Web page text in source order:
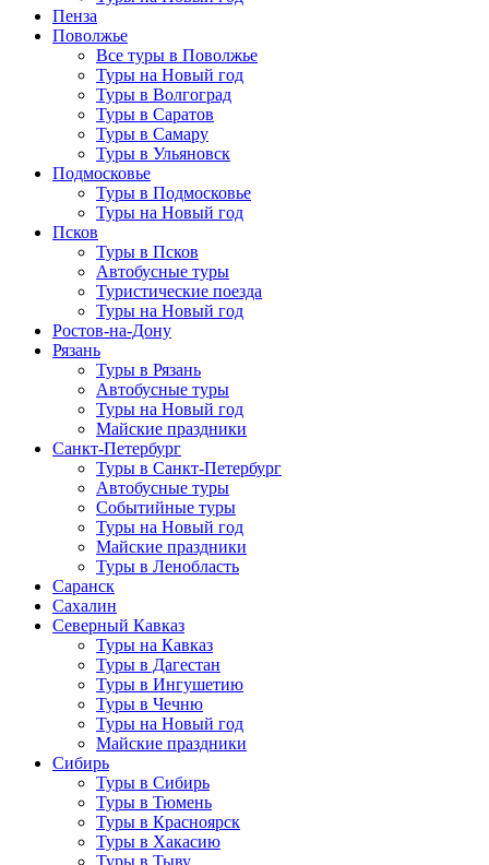
Пенза
Поволжье
Все туры в Поволжье
Туры на Новый год
Туры в Волгоград
Туры в Саратов
Туры в Самару
Туры в Ульяновск
Подмосковье
Туры в Подмосковье
Туры на Новый год
Псков
Туры в Псков
Автобусные туры
Туристические поезда
Туры на Новый год
Ростов-на-Дону
Рязань
Туры в Рязань
Автобусные туры
Туры на Новый год
Майские праздники
Санкт-Петербург
Туры в Санкт-Петербург
Автобусные туры
Событийные туры
Туры на Новый год
Майские праздники
Туры в Ленобласть
Саранск
Сахалин
Северный Кавказ
Туры на Кавказ
Туры в Дагестан
Туры в Ингушетию
Туры в Чечню
Туры на Новый год
Майские праздники
Сибирь
Туры в Сибирь
Туры в Тюмень
Туры в Красноярск
Туры в Хакасию
Туры в Тыву